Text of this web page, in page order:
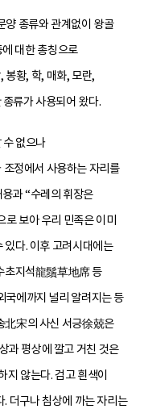
양 종류와 관계없이 왕골
대한 총칭으로
봉황, 학, 매화, 모란,
류가 사용되어 왔다.
수 없으나
정에서 사용하는 자리를
과 “수레의 휘장은
보아 우리 민족은 이미
있다. 이후 고려시대에는
초지석龍鬚草地席 등
국에까지 널리 알려지는 등
北宋의 사신 서긍徐兢은
과 평상에 깔고 거친 것은
지 않는다. 검고 흰색이
더구나 침상에 까는 자리는